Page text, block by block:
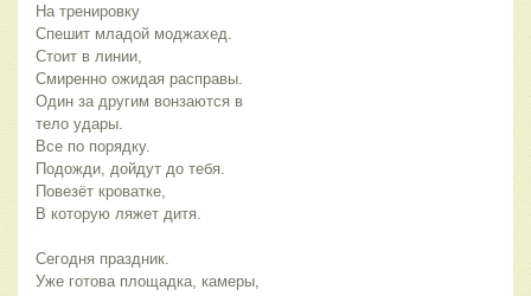
На тренировку
Спешит младой моджахед.
Стоит в линии,
Смиренно ожидая расправы.
Один за другим вонзаются в
тело удары.
Все по порядку.
Подожди, дойдут до тебя.
Повезёт кроватке,
В которую ляжет дитя.
Сегодня праздник.
Уже готова площадка, камеры,